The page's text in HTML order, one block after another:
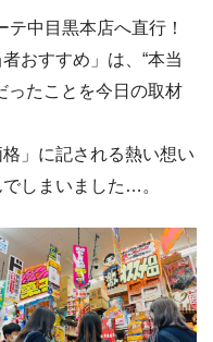
中目黒本店へ直行！
おすすめ」は、“本当
ったことを今日の取材
」に記される熱い想い
しまいました…。